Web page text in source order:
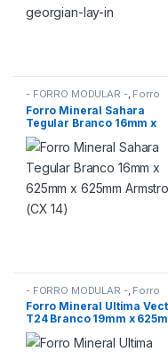
- FORRO MODULAR -, Forro
Mineral Armstrong ,FORROS
Forro Mineral Sahara
Tegular Branco 16mm x
625mm x 625mm
(CX 14)
- FORRO MODULAR -, Forro
Mineral Armstrong,FORROS
Forro Mineral Ultima
T24 Branco 19mm x
x 625mm Armstrong (CX